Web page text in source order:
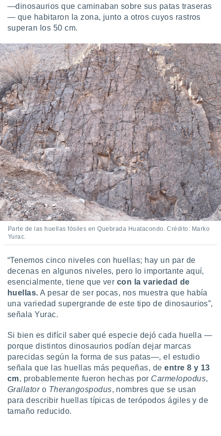
únicos
similares
como
este sitio
IP
de
posible
traten tus
en
interés
a lo que
Para
su
u
datos
en
en
en
de
un
o acceder
datos
—dinosaurios que caminaban sobre sus patas traseras
— que habitaron la zona, junto a otros cuyos rastros
superan los 50 cm.
Parte de las huellas fósiles en Quebrada Huatacondo. Crédito: Marko
Yurac.
“Tenemos cinco niveles con huellas; hay un par de
decenas en algunos niveles, pero lo importante aquí,
esencialmente, tiene que ver con la variedad de
huellas. A pesar de ser pocas, nos muestra que había
una variedad supergrande de este tipo de dinosaurios”,
señala Yurac.
Si bien es difícil saber qué especie dejó cada huella —
porque distintos dinosaurios podían dejar marcas
parecidas según la forma de sus patas—, el estudio
señala que las huellas más pequeñas, deentre 8 y 13
cm, probablemente fueron hechas por Carmelopodus,
Grallatoro Therangospodus, nombres que se usan
para describir huellas típicas de terópodos ágiles y de
tamaño reducido.